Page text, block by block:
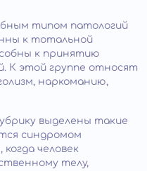
типом патологий
к тотальной
к принятию
К этой группе относят
наркоманию,
выделены такие
синдромом
человек
телу,